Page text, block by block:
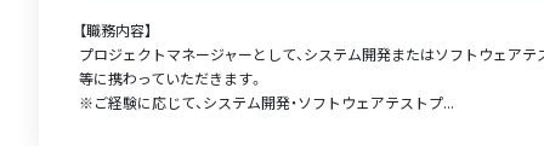
【職務内容】
プロジェクトマネージャーとして、システム開発またはソフトウェア
等に携わっていただきます。
※ご経験に応じて、システム開発・ソフトウェアテストプ...